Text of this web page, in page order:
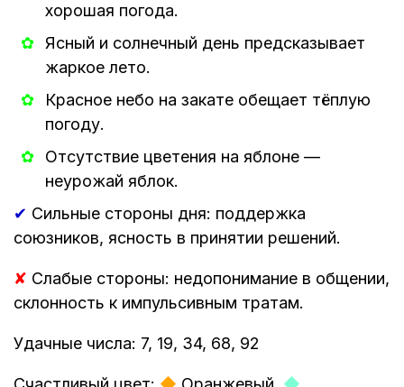
хорошая погода.
Ясный и солнечный день предсказывает
жаркое лето.
Красное небо на закате обещает тёплую
погоду.
Отсутствие цветения на яблоне —
неурожай яблок.
✔ Сильные стороны дня: поддержка
союзников, ясность в принятии решений.
✘ Слабые стороны: недопонимание в общении,
склонность к импульсивным тратам.
Удачные числа: 7, 19, 34, 68, 92